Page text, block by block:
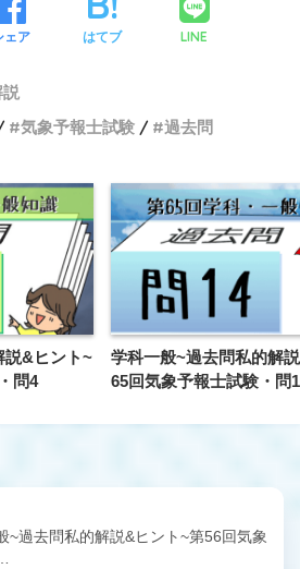
ェア はてブ LINE
気象予報士試験 過去問
説&ヒント~
問4
学科一般~過去問私的解
65回気象予報士試験・問
~過去問私的解説&ヒント~第56回気象